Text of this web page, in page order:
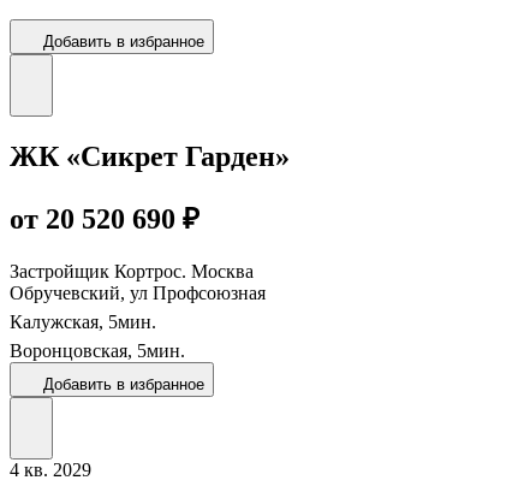
Добавить в избранное
ЖК «Сикрет Гарден»
от 20 520 690 ₽
Застройщик Кортрос. Москва
Обручевский, ул Профсоюзная
Калужская, 5мин.
Воронцовская, 5мин.
Добавить в избранное
4 кв. 2029